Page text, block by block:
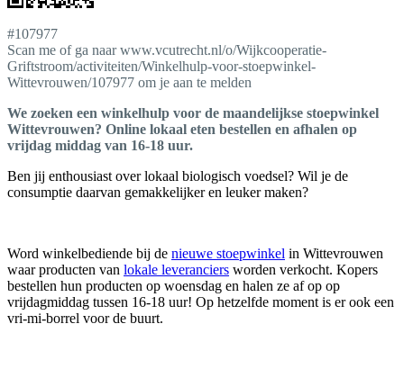
#107977
Scan me of ga naar www.vcutrecht.nl/o/Wijkcooperatie-
Griftstroom/activiteiten/Winkelhulp-voor-stoepwinkel-
Wittevrouwen/107977 om je aan te melden
We zoeken een winkelhulp voor de maandelijkse stoepwinkel
Wittevrouwen? Online lokaal eten bestellen en afhalen op
vrijdag middag van 16-18 uur.
Ben jij enthousiast over lokaal biologisch voedsel? Wil je de
consumptie daarvan gemakkelijker en leuker maken?
Word winkelbediende bij de nieuwe stoepwinkel in Wittevrouwen
waar producten van lokale leveranciers worden verkocht. Kopers
bestellen hun producten op woensdag en halen ze af op op
vrijdagmiddag tussen 16-18 uur! Op hetzelfde moment is er ook een
vri-mi-borrel voor de buurt.